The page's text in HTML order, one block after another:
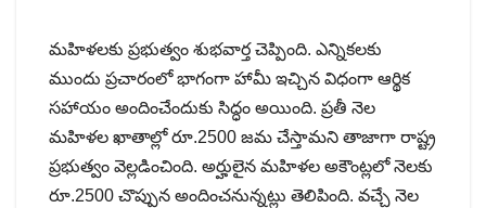
మహిళలకు ప్రభుత్వం శుభవార్త చెప్పింది. ఎన్నికలకు
ముందు ప్రచారంలో భాగంగా హామీ ఇచ్చిన విధంగా ఆర్థిక
సహాయం అందించేందుకు సిద్ధం అయింది. ప్రతీ నెల
మహిళల ఖాతాల్లో రూ.2500 జమ చేస్తామని తాజాగా రాష్ట్ర
ప్రభుత్వం వెల్లడించింది. అర్హులైన మహిళల అకౌంట్లలో నెలకు
రూ.2500 చొప్పున అందించనున్నట్లు తెలిపింది. వచ్చే నెల